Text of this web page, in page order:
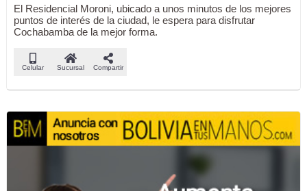
El Residencial Moroni, ubicado a unos minutos de los mejores
puntos de interés de la ciudad, le espera para disfrutar
Cochabamba de la mejor forma.
Celular Sucursal Compartir